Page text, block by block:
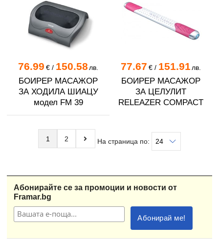
76.99 €/ 150.58 лв.
БОИРЕР МАСАЖОР
ЗА ХОДИЛА ШИАЦУ
модел FM 39
77.67 €/ 151.91лв.
БОИРЕР МАСАЖОР
ЗА ЦЕЛУЛИТ
RELEAZER COMPACT
1 2 На страница по:
Абонирайте се за промоции и новости от
Framar.bg